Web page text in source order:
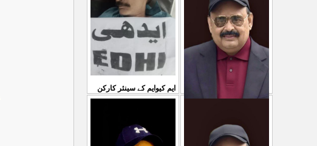
31 Jul 2026
ایم کیوایم کے سینئر کارکن
شہادت پر متحدہ قومی
سے ہولی کھیلنابند کی جائے،